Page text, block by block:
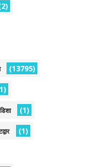
(13795)
(1)
(1)